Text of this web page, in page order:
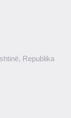
Republika